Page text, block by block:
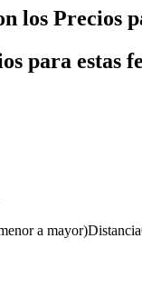
los Precios
para estas
a mayor)Distancia